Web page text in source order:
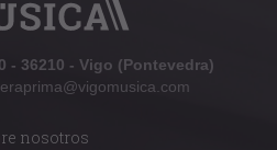
- 36210 - Vigo (Pontevedra)
nosotros